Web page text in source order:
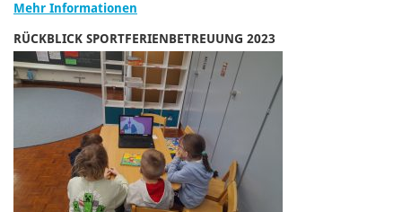
Mehr Informationen
RÜCKBLICK SPORTFERIENBETREUUNG 2023